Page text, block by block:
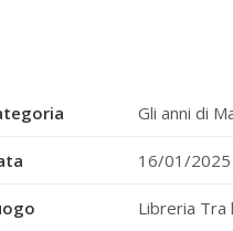
Gli anni di
16/01/2025
Libreria Tra